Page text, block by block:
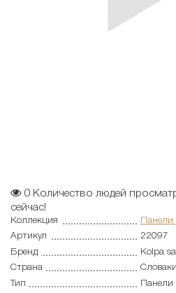
0 Количество людей
сейчас!
Коллекция
Панели
Артикул
22097
Бренд
Kolpa
Страна
Тип
Панели